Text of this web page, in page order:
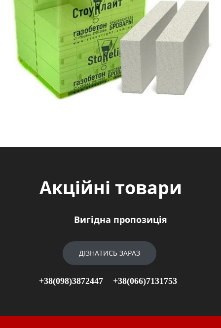
Акційні товари
Вигідна пропозиція
ДІЗНАТИСЬ ЗАРАЗ
+38(098)3872447 +38(066)7131753